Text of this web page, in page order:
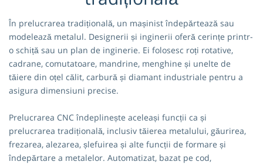
În prelucrarea tradițională, un mașinist îndepărtează sau
modelează metalul. Designerii și inginerii oferă cerințe printr-
o schiță sau un plan de inginerie. Ei folosesc roți rotative,
cadrane, comutatoare, mandrine, menghine și unelte de
tăiere din oțel călit, carbură și diamant industriale pentru a
asigura dimensiuni precise.
Prelucrarea CNC îndeplinește aceleași funcții ca și
prelucrarea tradițională, inclusiv tăierea metalului, găurirea,
frezarea, alezarea, șlefuirea și alte funcții de formare și
îndepărtare a metalelor. Automatizat, bazat pe cod,